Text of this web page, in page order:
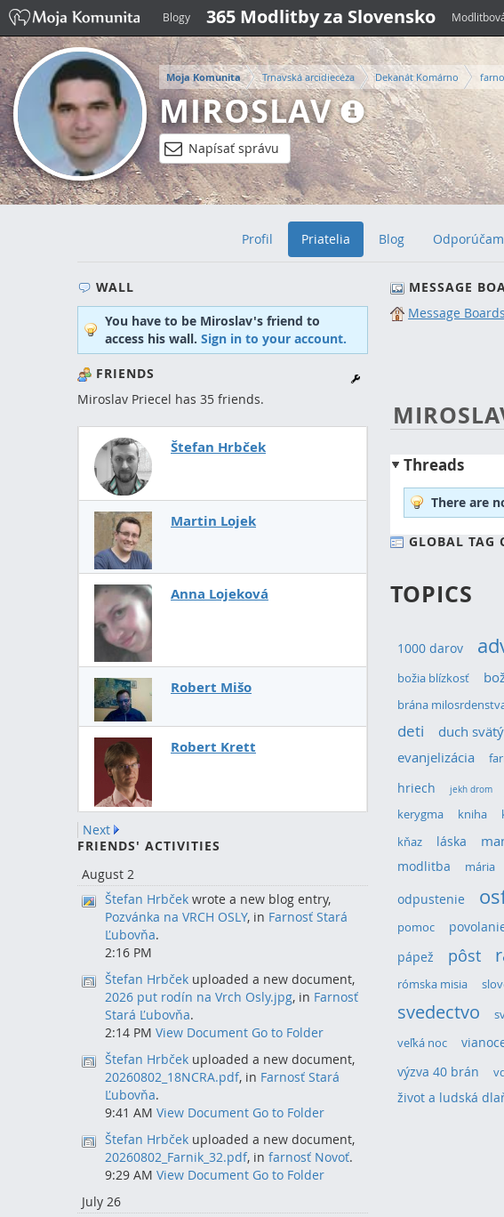
Blogy 365 Modlitby za Slovensko
Moja Komunita Trnavská arcidiecéza Dekanát Komárno
MIROSLAV
Napísať správu
Profil Priatelia Blog Odporúčam
WALL
You have to be Miroslav's friend to
access his wall. Sign in to your account.
FRIENDS
Miroslav Priecel has 35 friends.
Štefan Hrbček
Martin Lojek
Anna Lojeková
Robert Mišo
Robert Krett
Next
FRIENDS' ACTIVITIES
August 2
Štefan Hrbček wrote a new blog entry,
Pozvánka na VRCH OSLY, in Farnosť Stará
Ľubovňa.
2:16 PM
Štefan Hrbček uploaded a new document,
2026 put rodín na Vrch Osly.jpg, in Farnosť
Stará Ľubovňa.
2:14 PM View Document Go to Folder
Štefan Hrbček uploaded a new document,
20260802_18NCRA.pdf, in Farnosť Stará
Ľubovňa.
9:41 AM View Document Go to Folder
Štefan Hrbček uploaded a new document,
20260802_Farnik_32.pdf, in farnosť Novoť.
9:29 AM View Document Go to Folder
July 26
MESSAGE
Message
Threads
There are
GLOBAL TAG
TOPICS
1000 darov
božia blízkosť
brána
deti duch svätý
evanjelizácia
hriech jekh drom
kerygma
kniha
kňaz láska
modlitba mária
odpustenie
pomoc
pápež
pôst
rómska misia
svedectvo
veľká noc
výzva 40 brán
život a ludská